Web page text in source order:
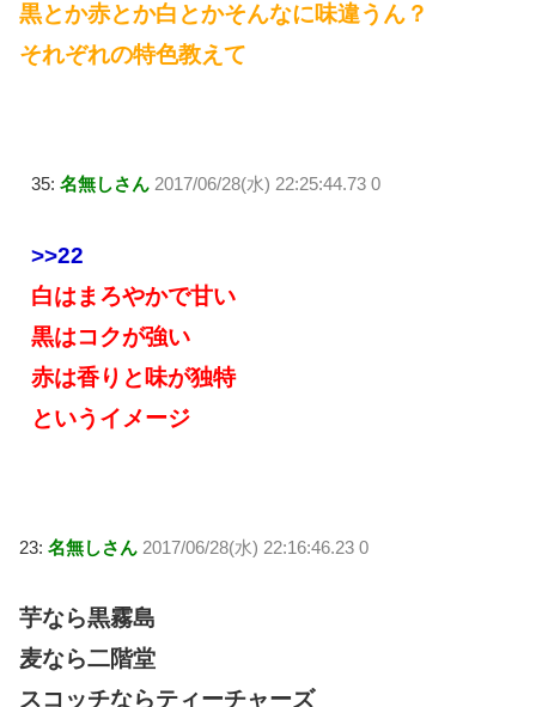
黒とか赤とか白とかそんなに味違うん？
それぞれの特色教えて
35: 名無しさん 2017/06/28(水) 22:25:44.73 0
>>22
白はまろやかで甘い
黒はコクが強い
赤は香りと味が独特
というイメージ
23: 名無しさん 2017/06/28(水) 22:16:46.23 0
芋なら黒霧島
麦なら二階堂
スコッチならティーチャーズ